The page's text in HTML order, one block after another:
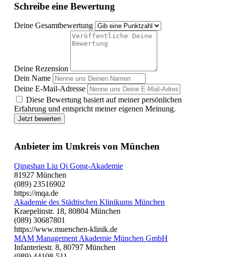
Schreibe eine Bewertung
Deine Gesamtbewertung
Deine Rezension
Dein Name
Deine E-Mail-Adresse
Diese Bewertung basiert auf meiner persönlichen
Erfahrung und entspricht meiner eigenen Meinung.
Jetzt bewerten
Anbieter im Umkreis von München
Qingshan Liu Qi Gong-Akademie
81927 München
(089) 23516902
https://mqa.de
Akademie des Städtischen Klinikums München
Kraepelinstr. 18, 80804 München
(089) 30687801
https://www.muenchen-klinik.de
MAM Management Akademie München GmbH
Infanteriestr. 8, 80797 München